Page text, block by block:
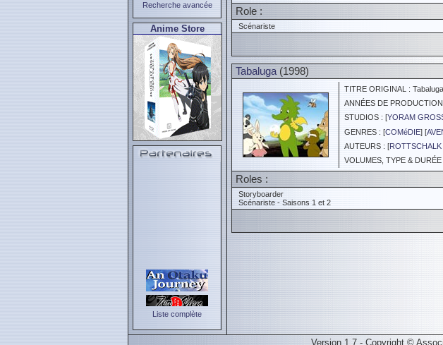
Recherche avancée
Anime Store
Liste complète
Role :
Scénariste
Tabaluga (1998)
TITRE ORIGINAL : Tabaluga
ANNÉES DE
STUDIOS : [YORAM
GENRES : [COMéDIE] [
AUTEURS : [
VOLUMES, TYPE &
Roles :
Storyboarder
Scénariste - Saisons 1 et 2
Version 1.7 - Copyright ©